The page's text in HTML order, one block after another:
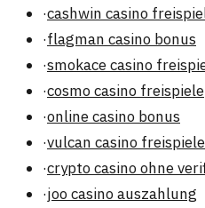
·cashwin casino
·flagman casino bonus
·smokace casino
·cosmo casino freispiele
·online casino bonus
·vulcan casino freispiele
·crypto casino ohne
·joo casino auszahlung